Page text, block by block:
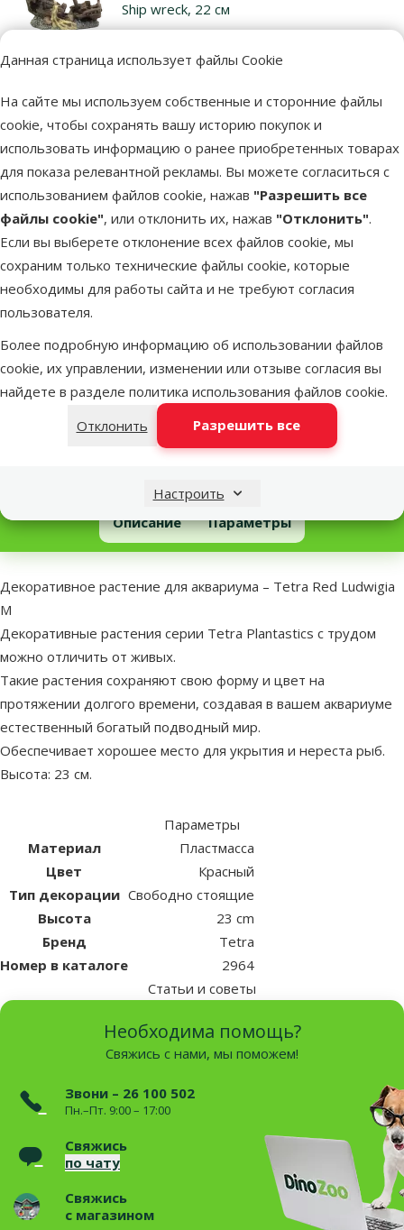
Данная страница использует файлы Cookie
На сайте мы используем собственные и сторонние файлы
cookie, чтобы сохранять вашу историю покупок и
использовать информацию о ранее приобретенных товарах
для показа релевантной рекламы. Вы можете согласиться с
использованием файлов cookie, нажав "Разрешить все
файлы cookie", или отклонить их, нажав "Отклонить".
Если вы выберете отклонение всех файлов cookie, мы
сохраним только технические файлы cookie, которые
необходимы для работы сайта и не требуют согласия
пользователя.
Более подробную информацию об использовании файлов
cookie, их управлении, изменении или отзыве согласия вы
найдете в разделе политика использования файлов cookie.
Отклонить
Разрешить все
Настроить
Ship wreck, 22 см
Цена
В
Декор для аквариума - Aqua Excellent
House Wreck, 21,5 x 13,5 x 16 см
Оценка 0%
Цена
14,99 €
В наличии В
Декоративное растение для аквариума – Tetra Red Ludwigia M
Описание Параметры
В начало страницы
superzoo.product.detail.content
Декоративное растение для аквариума – Tetra Red Ludwigia
M
Декоративные растения серии Tetra Plantastics с трудом
можно отличить от живых.
Такие растения сохраняют свою форму и цвет на
протяжении долгого времени, создавая в вашем аквариуме
естественный богатый подводный мир.
Обеспечивает хорошее место для укрытия и нереста рыб.
Высота: 23 см.
Параметры
Материал
Пластмасса
Цвет
Красный
Тип декорации Свободно стоящие
Высота
23 cm
Бренд
Tetra
Номер в каталоге
2964
Статьи и советы
Необходима помощь?
Свяжись с нами, мы поможем!
Звони – 26 100 502
Пн.–Пт. 9:00 – 17:00
Свяжись
по чату
Свяжись
с магазином